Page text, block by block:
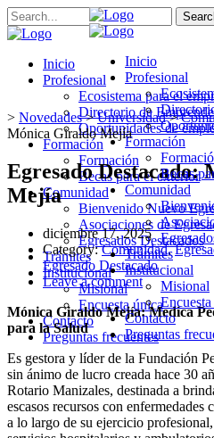
Inicio
Profesional
Formación
Becas
Comunidad
Trámites
Institucional
Misional
Contacto
Preguntas
Inicio
Profesional
Ecosistema para el
Directorio de
Oportunidades de
Formación
Formación
Becas para el exterior
Comunidad
Bienvenido Nuevo
Asociaciones de
Egresados Destacados
Trámites
Institucional
Misional
Encuesta única
Contacto
Preguntas frecuentes
> Novedades>Universidad>
Mónica Giraldo Mejía
Egresado Destacado:
Mejía
diciembre 17, 2025
Category:Comunidad,
Egresado Destacado
Leave a comment
Mónica Giraldo Mejía: Medica
para la Salud
Es gestora y líder de la Fundación
sin ánimo de lucro creada hace 30
Rotario Manizales, destinada a
escasos recursos con enfermedades
a lo largo de su ejercicio